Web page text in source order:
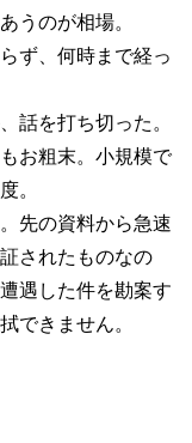
うのが相場。
ず、何時まで経っ
話を打ち切った。
お粗末。小規模で
。
先の資料から急速
されたものなの
遇した件を勘案す
できません。